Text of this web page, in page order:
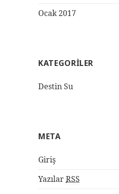
Ocak 2017
KATEGORILER
Destin Su
META
Giriş
YazılarRSS